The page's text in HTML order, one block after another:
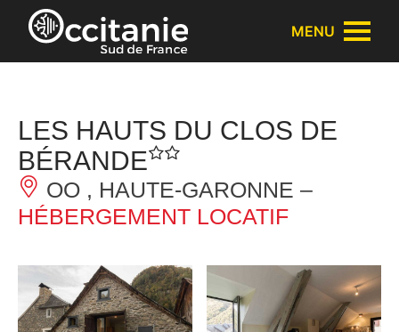
Panneau de gestion des cookies
MENU
LES HAUTS DU CLOS DE
BÉRANDE
OO , HAUTE-GARONNE –
HÉBERGEMENT LOCATIF